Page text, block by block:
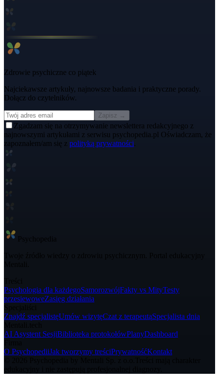
Zdrowie psychiczne co piątek
Najciekawsze artykuły, najnowsze badania i praktyczne porady.
Dołącz do czytelników.
Zapisz →
Zgadzam się na otrzymywanie newslettera redakcyjnego z
najnowszymi artykułami z serwisu psychopedia.pl Oświadczam, że
zapoznałem/am się z polityką prywatności.
Psycho pedia
Psychologia dla każdegoSamorozwójFakty vs MityTesty
przesiewoweZasięg działania
Znajdź specjalistęUmów wizytęCzat z terapeutąSpecjalista dnia
AI Asystent SesjiBiblioteka protokołówPlanyDashboard
O PsychopediiJak tworzymy treściPrywatnośćKontakt